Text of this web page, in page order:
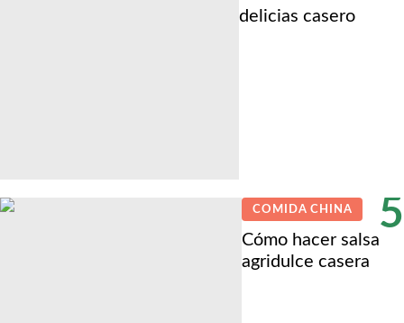
delicias casero
5
COMIDA CHINA
Cómo hacer salsa
agridulce casera